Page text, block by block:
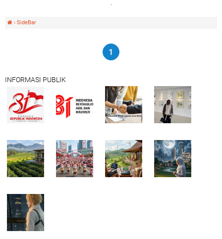
› SideBar
1
INFORMASI PUBLIK